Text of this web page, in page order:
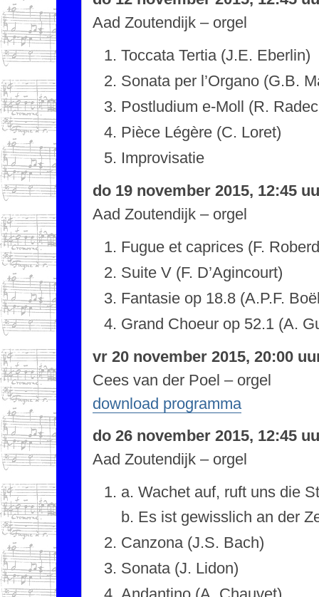
Aad Zoutendijk – orgel
Toccata Tertia (J.E. Eberlin)
Sonata per l’Organo (G.B.
Postludium e-Moll (R.
Pièce Légère (C. Loret)
Improvisatie
do 19 november 2015, 12:45
Aad Zoutendijk – orgel
Fugue et caprices (F.
Suite V (F. D’Agincourt)
Fantasie op 18.8 (A.P.F.
Grand Choeur op 52.1 (A.
vr 20 november 2015, 20:00
Cees van der Poel – orgel
download programma
do 26 november 2015, 12:45
Aad Zoutendijk – orgel
a. Wachet auf, ruft uns die
b. Es ist gewisslich an der
Canzona (J.S. Bach)
Sonata (J. Lidon)